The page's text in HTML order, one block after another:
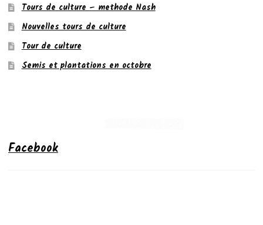
Tours de culture – methode Nash
Nouvelles tours de culture
Tour de culture
Semis et plantations en octobre
Facebook